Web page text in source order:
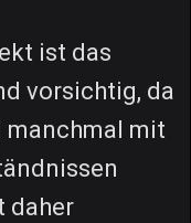
ist das
vorsichtig, da
manchmal mit
daher